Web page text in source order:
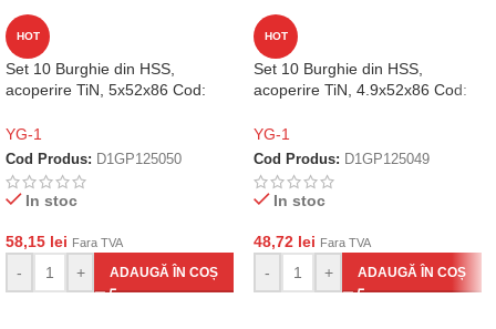
HOT
Set 10 Burghie din HSS,
acoperire TiN, 5x52x86 Cod:
YG-1
Cod Produs: D1GP125050
In stoc
58,15 lei Fara TVA
- + ADAUGĂ ÎN COȘ
HOT
Set 10 Burghie din HSS,
acoperire TiN, 4.9x52x86 Cod:
YG-1
Cod Produs: D1GP125049
In stoc
48,72 lei Fara TVA
- + ADAUGĂ ÎN COȘ